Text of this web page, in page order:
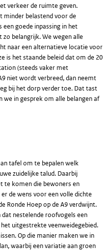
verkeer de ruimte geven.
minder belastend voor de
goede inpassing in het
belangrijk. We wegen alle
naar een alternatieve locatie voor
is het staande beleid dat om de 20
(steeds vaker met
niet wordt verbreed, dan neemt
bij het dorp verder toe. Dat tast
we in gesprek om alle belangen af
tafel om te bepalen welk
zuidelijke talud. Daarbij
te komen die bewoners en
de wens voor een volle dichte
Ronde Hoep op de A9 verdwijnt.
nestelende roofvogels een
uitgestrekte veenweidegebied.
Op die manier maken we in
waarbij een variatie aan groen